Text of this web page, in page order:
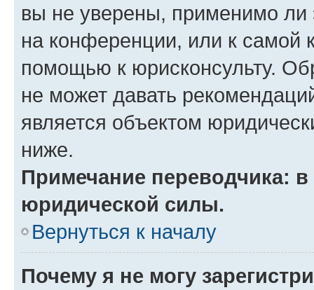
вы не уверены, применимо ли
на конференции, или к самой
помощью к юрисконсульту.
не может давать
является объектом
ниже.
Примечание переводчика:
юридической силы.
Вернуться к началу
Почему я не могу